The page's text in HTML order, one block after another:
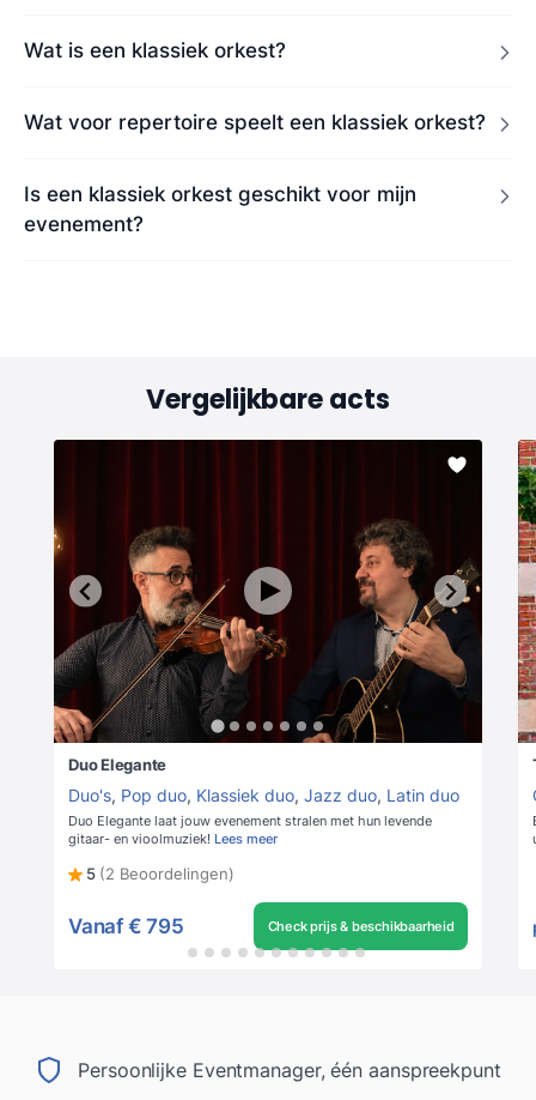
Wat is een klassiek orkest?
Wat voor repertoire speelt een klassiek orkest?
Is een klassiek orkest geschikt voor mijn
evenement?
Vergelijkbare acts
Duo Elegante
Duo's, Pop duo, Klassiek duo, Jazz duo, Latin duo
Duo Elegante laat jouw evenement stralen met hun levende
gitaar- en vioolmuziek! Lees meer
5 (2 Beoordelingen)
Vanaf € 795 Check prijs & beschikbaarheid
Persoonlijke Eventmanager, één aanspreekpunt